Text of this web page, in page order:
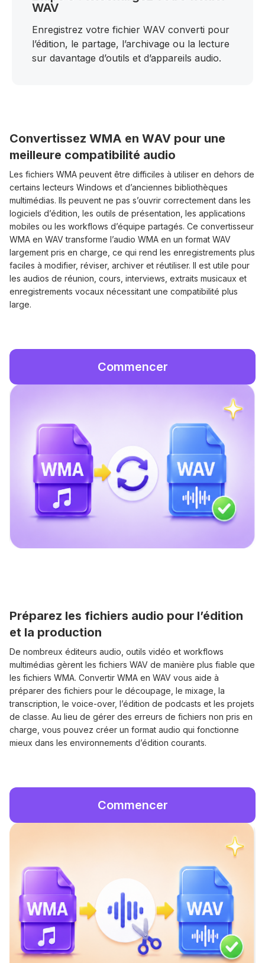
WAV
Enregistrez votre fichier WAV converti pour
l’édition, le partage, l’archivage ou la lecture
sur davantage d’outils et d’appareils audio.
Convertissez WMA en WAV pour une
meilleure compatibilité audio
Les fichiers WMA peuvent être difficiles à utiliser en dehors de
certains lecteurs Windows et d’anciennes bibliothèques
multimédias. Ils peuvent ne pas s’ouvrir correctement dans les
logiciels d’édition, les outils de présentation, les applications
mobiles ou les workflows d’équipe partagés. Ce convertisseur
WMA en WAV transforme l’audio WMA en un format WAV
largement pris en charge, ce qui rend les enregistrements plus
faciles à modifier, réviser, archiver et réutiliser. Il est utile pour
les audios de réunion, cours, interviews, extraits musicaux et
enregistrements vocaux nécessitant une compatibilité plus
large.
Commencer
Préparez les fichiers audio pour l’édition
et la production
De nombreux éditeurs audio, outils vidéo et workflows
multimédias gèrent les fichiers WAV de manière plus fiable que
les fichiers WMA. Convertir WMA en WAV vous aide à
préparer des fichiers pour le découpage, le mixage, la
transcription, le voice-over, l’édition de podcasts et les projets
de classe. Au lieu de gérer des erreurs de fichiers non pris en
charge, vous pouvez créer un format audio qui fonctionne
mieux dans les environnements d’édition courants.
Commencer